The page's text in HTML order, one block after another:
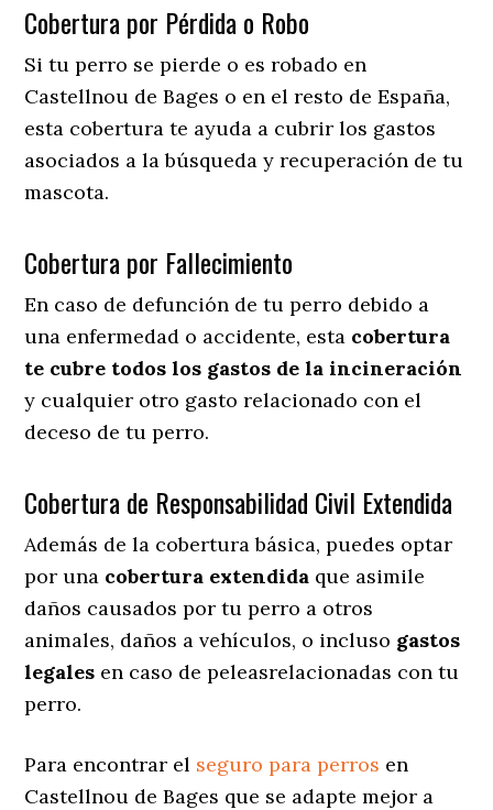
Cobertura por Pérdida o Robo
Si tu perro se pierde o es robado en
Castellnou de Bages o en el resto de España,
esta cobertura te ayuda a cubrir los gastos
asociados a la búsqueda y recuperación de tu
mascota.
Cobertura por Fallecimiento
En caso de defunción de tu perro debido a
una enfermedad o accidente, esta cobertura
te cubre todos los gastos de la incineración
y cualquier otro gasto relacionado con el
deceso de tu perro.
Cobertura de Responsabilidad Civil Extendida
Además de la cobertura básica, puedes optar
por una cobertura extendida que asimile
daños causados por tu perro a otros
animales, daños a vehículos, o incluso gastos
legales en caso de peleasrelacionadas con tu
perro.
Para encontrar el seguro para perros en
Castellnou de Bages que se adapte mejor a